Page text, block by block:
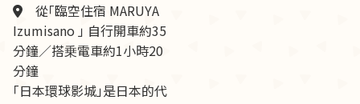
從「臨空住宿 MARUYA
Izumisano 」 自行開車約35
分鐘／搭乗電車約1小時20
分鐘
「日本環球影城」是日本的代